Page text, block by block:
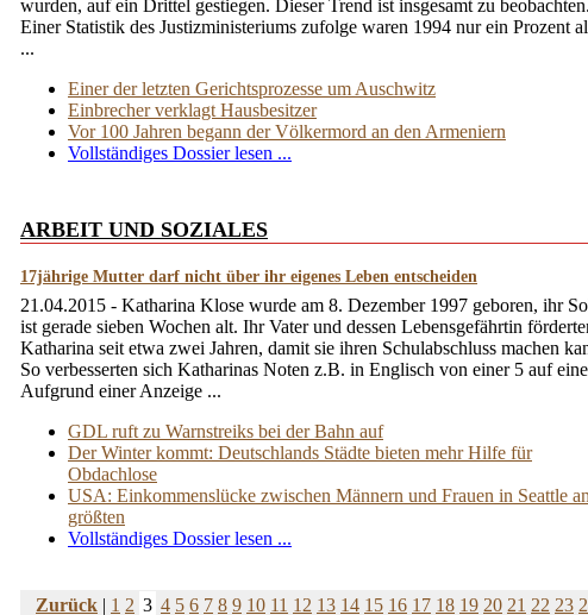
wurden, auf ein Drittel gestiegen. Dieser Trend ist insgesamt zu beobachten.
Einer Statistik des Justizministeriums zufolge waren 1994 nur ein Prozent
...
Einer der letzten Gerichtsprozesse um Auschwitz
Einbrecher verklagt Hausbesitzer
Vor 100 Jahren begann der Völkermord an den Armeniern
Vollständiges Dossier lesen ...
ARBEIT UND SOZIALES
17jährige Mutter darf nicht über ihr eigenes Leben entscheiden
21.04.2015 - Katharina Klose wurde am 8. Dezember 1997 geboren, ihr
ist gerade sieben Wochen alt. Ihr Vater und dessen Lebensgefährtin
Katharina seit etwa zwei Jahren, damit sie ihren Schulabschluss machen
So verbesserten sich Katharinas Noten z.B. in Englisch von einer 5 auf
Aufgrund einer Anzeige ...
GDL ruft zu Warnstreiks bei der Bahn auf
Der Winter kommt: Deutschlands Städte bieten mehr Hilfe für
Obdachlose
USA: Einkommenslücke zwischen Männern und Frauen in Seattle
größten
Vollständiges Dossier lesen ...
Zurück | 1 2 3 4 5 6 7 8 9 10 11 12 13 14 15 16 17 18 19 20 21 22 23